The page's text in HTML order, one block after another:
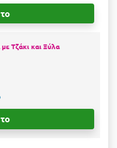
Τζάκι και Ξύλα